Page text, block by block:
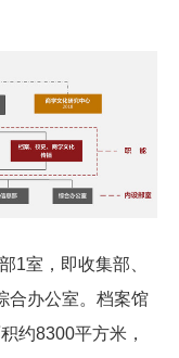
1室，即收集部、
合办公室。档案馆
约8300平方米，